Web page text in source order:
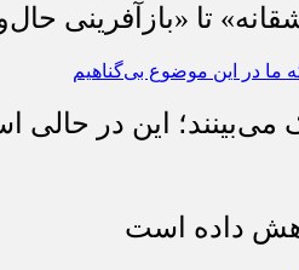
تا «بازآفرینی
این در حالی
داده است